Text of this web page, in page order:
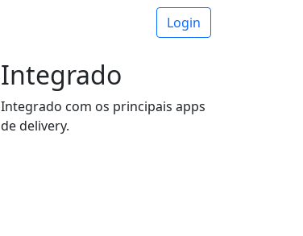
Login
Integrado
Integrado com os principais apps
de delivery.